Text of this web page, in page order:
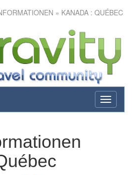
» KANADA : QUÉBEC
toggle